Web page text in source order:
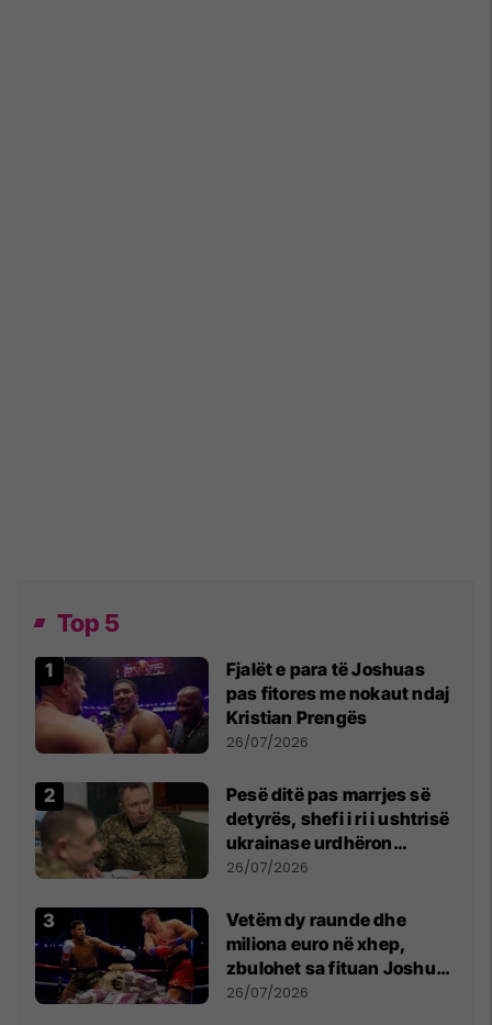
Top 5
Fjalët e para të Joshuas
pas fitores me nokaut ndaj
Kristian Prengës
26/07/2026
Pesë ditë pas marrjes së
detyrës, shefi i ri i ushtrisë
ukrainase urdhëron
kontroll të madh
26/07/2026
Vetëm dy raunde dhe
miliona euro në xhep,
zbulohet sa fituan Joshua
e Prenga
26/07/2026